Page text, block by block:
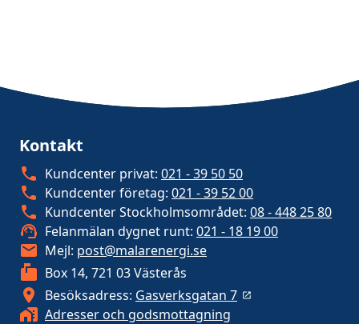
Kontakt
Kundcenter privat: 021 - 39 50 50
Kundcenter företag: 021 - 39 52 00
Kundcenter Stockholmsområdet: 08 - 448 25 80
Felanmälan dygnet runt: 021 - 18 19 00
Mejl: post@malarenergi.se
Box 14, 721 03 Västerås
Besöksadress: Gasverksgatan 7
Adresser och godsmottagning